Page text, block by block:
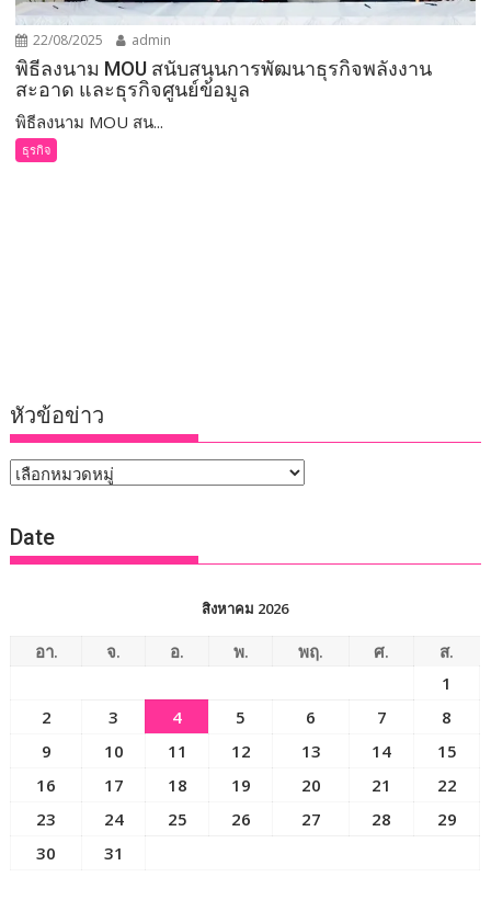
22/08/2025 admin
พิธีลงนาม MOU สนับสนุนการพัฒนาธุรกิจพลังงาน
สะอาด และธุรกิจศูนย์ข้อมูล
พิธีลงนาม MOU สน...
ธุรกิจ
หัวข้อข่าว
หัวข้อ
Date
สิงหาคม 2026
อา. จ. อ. พ. พฤ. ศ.
ส.
1
2
3 4 5 6 7
8
9
10 11 12 13 14
15
16
17 18 19 20 21
22
23
24 25 26 27 28
29
30
31